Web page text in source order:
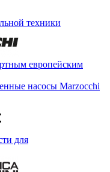
техники
европейским
насосы Marzocchi
для